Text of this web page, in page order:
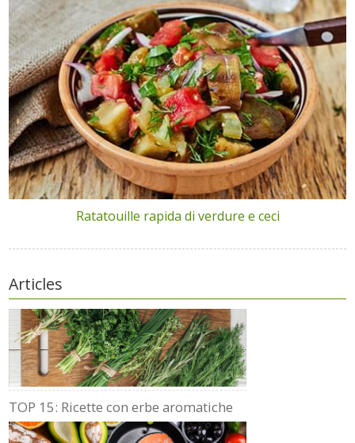
Ratatouille rapida di verdure e ceci
Articles
TOP 15: Ricette con erbe aromatiche